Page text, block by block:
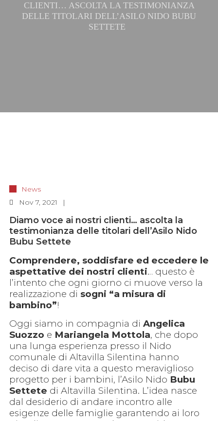
CLIENTI… ASCOLTA LA TESTIMONIANZA
DELLE TITOLARI DELL’ASILO NIDO BUBU
SETTETE
News
Nov 7, 2021
Diamo voce ai nostri clienti… ascolta la
testimonianza delle titolari dell’Asilo Nido
Bubu Settete
Comprendere, soddisfare ed eccedere le
aspettative dei nostri clienti… questo è
l’intento che ogni giorno ci muove verso la
realizzazione di sogni “a misura di
bambino”!
Oggi siamo in compagnia di Angelica
Suozzo e Mariangela Mottola, che dopo
una lunga esperienza presso il Nido
comunale di Altavilla Silentina hanno
deciso di dare vita a questo meraviglioso
progetto per i bambini, l’Asilo Nido Bubu
Settete di Altavilla Silentina. L’idea nasce
dal desiderio di andare incontro alle
esigenze delle famiglie garantendo ai loro